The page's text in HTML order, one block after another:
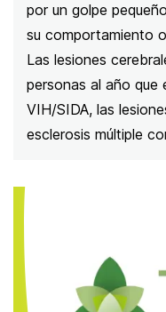
por un golpe
su comportamiento
Las lesiones
personas al año que
VIH/SIDA, las
esclerosis múltiple